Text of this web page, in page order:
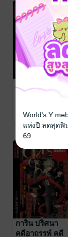
คดีอาถรรพ์ คดี
วิญญาณ
(บทจบ) (Case-
11/3)
Comic
การ์ตูนทั่วไป
20 Rating
การิน ปริศนา
คดีอาถรรพ์ คดี
World's Y
แห่งปี ลดสุดฟิ
69